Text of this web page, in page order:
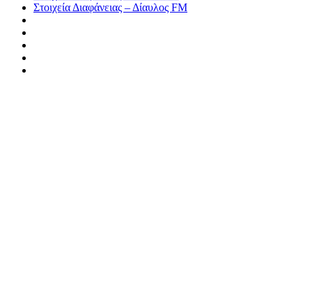
Στοιχεία Διαφάνειας – Δίαυλος FM